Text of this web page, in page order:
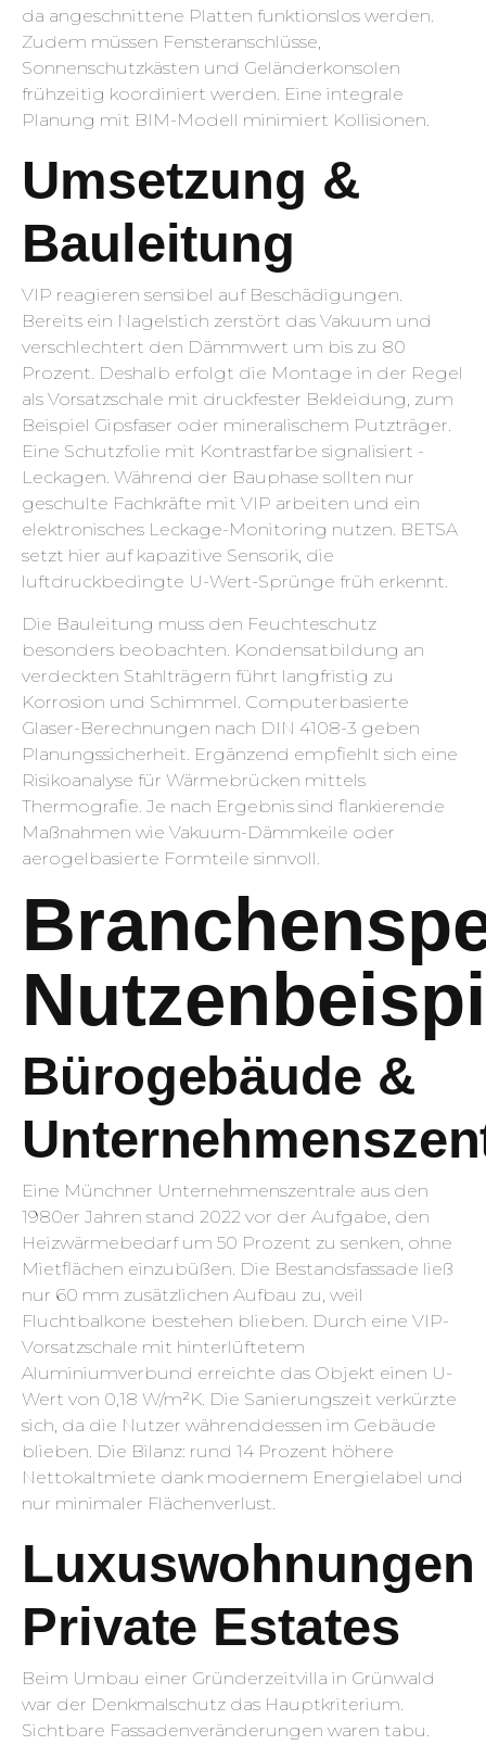
da angeschnittene Platten funktionslos werden.
Zudem müssen Fensteranschlüsse,
Sonnenschutzkästen und Geländerkonsolen
frühzeitig koordiniert werden. Eine integrale
Planung mit BIM-Modell minimiert Kollisionen.
Umsetzung &
Bauleitung
VIP reagieren sensibel auf Beschädigungen.
Bereits ein Nagelstich zerstört das Vakuum und
verschlechtert den Dämmwert um bis zu 80
Prozent. Deshalb erfolgt die Montage in der Regel
als Vorsatzschale mit druckfester Bekleidung, zum
Beispiel Gipsfaser oder mineralischem Putzträger.
Eine Schutzfolie mit Kontrastfarbe signalisiert ­
Leckagen. Während der Bauphase sollten nur
geschulte Fachkräfte mit VIP arbeiten und ein
elektronisches Leckage-Monitoring nutzen. BETSA
setzt hier auf kapazitive Sensorik, die
luftdruckbedingte U-Wert-Sprünge früh erkennt.
Die Bauleitung muss den Feuchteschutz
besonders beobachten. Kondensatbildung an
verdeckten Stahlträgern führt langfristig zu
Korrosion und Schimmel. Computerbasierte
Glaser-Berechnungen nach DIN 4108-3 geben
Planungssicherheit. Ergänzend empfiehlt sich eine
Risikoanalyse für Wärmebrücken mittels
Thermografie. Je nach Ergebnis sind flankierende
Maßnahmen wie Vakuum-Dämmkeile oder
aerogelbasierte Formteile sinnvoll.
Bürogebäude &
Eine Münchner Unternehmenszentrale aus den
1980er Jahren stand 2022 vor der Aufgabe, den
Heizwärmebedarf um 50 Prozent zu senken, ohne
Mietflächen einzubüßen. Die Bestandsfassade ließ
nur 60 mm zusätzlichen Aufbau zu, weil
Fluchtbalkone bestehen blieben. Durch eine VIP-
Vorsatzschale mit hinterlüftetem
Aluminiumverbund erreichte das Objekt einen U-
Wert von 0,18 W/m²K. Die Sanierungszeit verkürzte
sich, da die Nutzer währenddessen im Gebäude
blieben. Die Bilanz: rund 14 Prozent höhere
Nettokaltmiete dank modernem Energielabel und
nur minimaler Flächenverlust.
Luxuswohnungen
Private Estates
Beim Umbau einer Gründerzeitvilla in Grünwald
war der Denkmalschutz das Hauptkriterium.
Sichtbare Fassadenveränderungen waren tabu.